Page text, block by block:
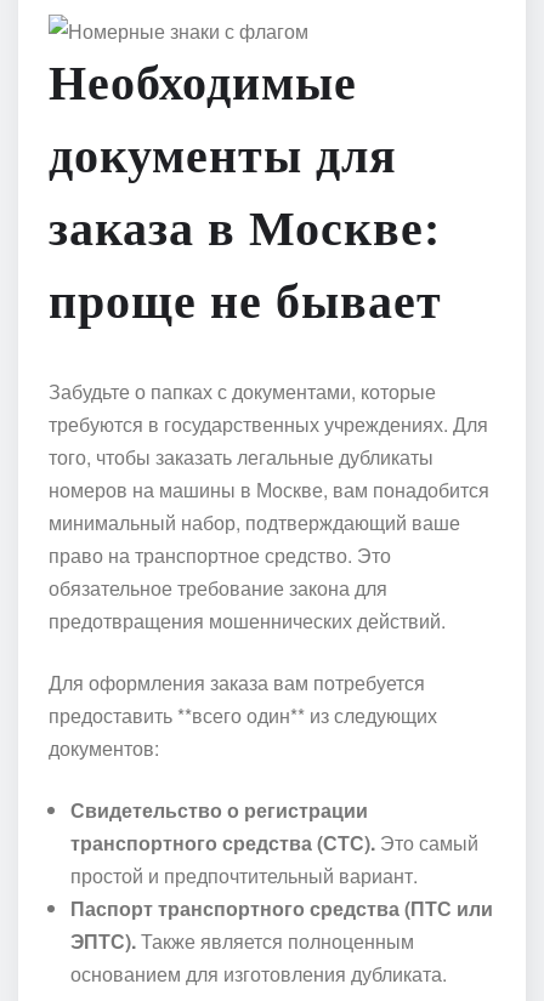
Необходимые
документы для
заказа в Москве:
проще не бывает
Забудьте о папках с документами, которые
требуются в государственных учреждениях. Для
того, чтобы заказать легальные дубликаты
номеров на машины в Москве, вам понадобится
минимальный набор, подтверждающий ваше
право на транспортное средство. Это
обязательное требование закона для
предотвращения мошеннических действий.
Для оформления заказа вам потребуется
предоставить **всего один** из следующих
документов:
Свидетельство о регистрации
транспортного средства (СТС). Это самый
простой и предпочтительный вариант.
Паспорт транспортного средства (ПТС или
ЭПТС).Также является полноценным
основанием для изготовления дубликата.